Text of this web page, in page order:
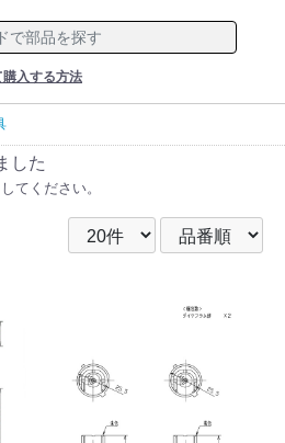
入する方法
した
てください。